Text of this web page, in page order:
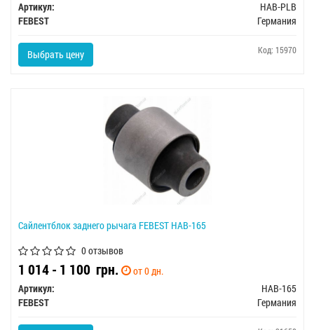
Артикул:
HAB-PLB
FEBEST
Германия
Выбрать цену Код: 15970
Сайлентблок заднего рычага FEBEST HAB-165
0 отзывов
1 014 - 1 100 грн.
от 0 дн.
Артикул:
HAB-165
FEBEST
Германия